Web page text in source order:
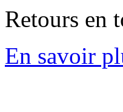
Retours en
En savoir